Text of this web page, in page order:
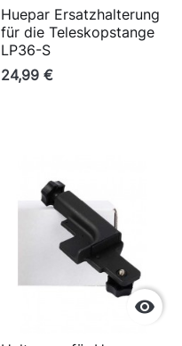
Huepar Ersatzhalterung
für die Teleskopstange
LP36-S
24,99 €
